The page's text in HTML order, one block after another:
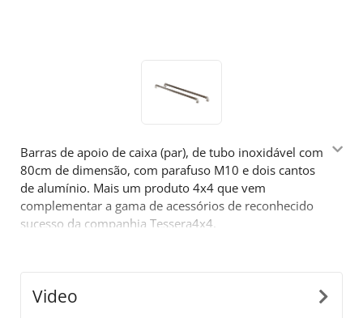
Barras de apoio de caixa (par), de tubo inoxidável com
80cm de dimensão, com parafuso M10 e dois cantos
de alumínio. Mais um produto 4x4 que vem
complementar a gama de acessórios de reconhecido
sucesso da companhia Tessera4x4.
Video